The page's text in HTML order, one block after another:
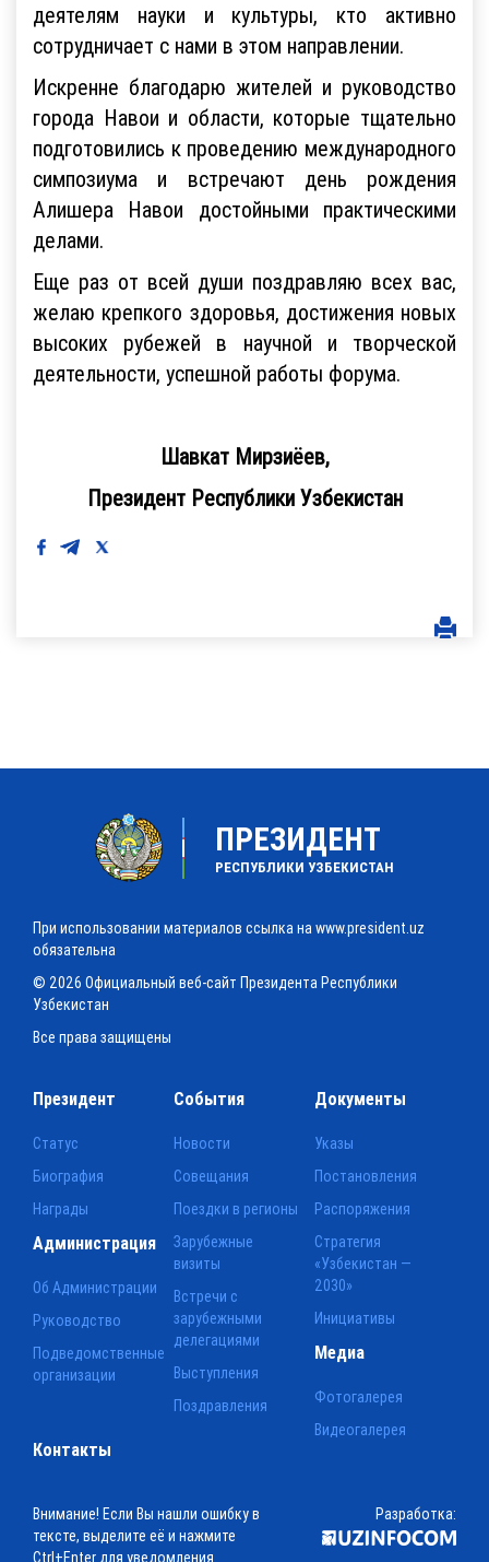
деятелям науки и культуры, кто активно
сотрудничает с нами в этом направлении.
Искренне благодарю жителей и руководство
города Навои и области, которые тщательно
подготовились к проведению международного
симпозиума и встречают день рождения
Алишера Навои достойными практическими
делами.
Еще раз от всей души поздравляю всех вас,
желаю крепкого здоровья, достижения новых
высоких рубежей в научной и творческой
деятельности, успешной работы форума.
Шавкат Мирзиёев,
Президент Республики Узбекистан
ПРЕЗИДЕНТ
РЕСПУБЛИКИ УЗБЕКИСТАН
При использовании материалов ссылка на www.president.uz
обязательна
© 2026 Официальный веб-сайт Президента Республики
Узбекистан
Все права защищены
Президент
Статус
Биография
Награды
События
Новости
Совещания
Поездки в регионы
Зарубежные
визиты
Встречи с
зарубежными
делегациями
Выступления
Поздравления
Документы
Указы
Постановления
Распоряжения
Стратегия
«Узбекистан —
2030»
Инициативы
Администрация
Об Администрации
Руководство
Подведомственные
организации
Медиа
Фотогалерея
Видеогалерея
Контакты
Внимание! Если Вы нашли ошибку в
тексте, выделите её и нажмите
Ctrl+Enter для уведомления
Разработка: